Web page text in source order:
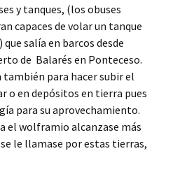
y tanques, (los obuses
capaces de volar un tanque
salía en barcos desde
de Balarés en Ponteceso.
para hacer subir el
o en depósitos en tierra pues
para su aprovechamiento.
el wolframio alcanzase más
le llamase por estas tierras,